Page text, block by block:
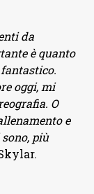
da
è quanto
oggi, mi
O
e
più